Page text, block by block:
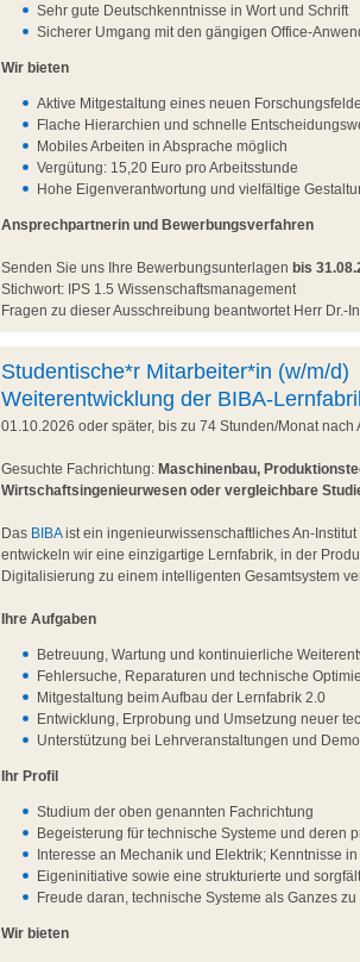
Sehr gute Deutschkenntnisse in Wort und Schrift
Sicherer Umgang mit den gängigen Office-
Wir bieten
Aktive Mitgestaltung eines neuen
Flache Hierarchien und schnelle
Mobiles Arbeiten in Absprache möglich
Vergütung: 15,20 Euro pro Arbeitsstunde
Hohe Eigenverantwortung und vielfältige
Ansprechpartnerin und Bewerbungsverfahren
Senden Sie uns Ihre Bewerbungsunterlagenbis
Stichwort: IPS 1.5 Wissenschaftsmanagement
Fragen zu dieser Ausschreibung beantwortet Herr Dr.-
Studentische*r Mitarbeiter*in (w/m/d)
Weiterentwicklung der BIBA-
01.10.2026 oder später, bis zu 74 Stunden/Monat nach
Gesuchte Fachrichtung: Maschinenbau,
Wirtschaftsingenieurwesen oder vergleichbare
Das BIBAist ein ingenieurwissenschaftliches An-
entwickeln wir eine einzigartige Lernfabrik, in der
Digitalisierung zu einem intelligenten Gesamtsystem
Ihre Aufgaben
Betreuung, Wartung und kontinuierliche
Fehlersuche, Reparaturen und technische
Mitgestaltung beim Aufbau der Lernfabrik 2.0
Entwicklung, Erprobung und Umsetzung neuer
Unterstützung bei Lehrveranstaltungen und
Ihr Profil
Studium der oben genannten Fachrichtung
Begeisterung für technische Systeme und deren
Interesse an Mechanik und Elektrik; Kenntnisse
Eigeninitiative sowie eine strukturierte und
Freude daran, technische Systeme als Ganzes
Wir bieten